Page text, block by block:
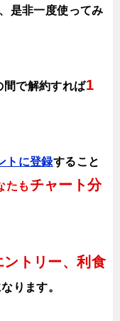
是非一度使ってみ
間で解約すれば1
トに登録すること
たも チャート分
トリー、利食
ります。